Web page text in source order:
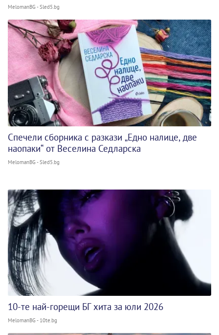
MelomanBG - Sled5.bg
Спечели сборника с разкази „Едно налице, две
наопаки“ от Веселина Седларска
MelomanBG - Sled5.bg
10-те най-горещи БГ хита за юли 2026
MelomanBG - 10te.bg